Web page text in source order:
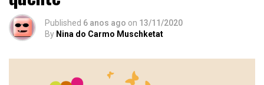
Published 6 anos ago on 13/11/2020
By Nina do Carmo Muschketat